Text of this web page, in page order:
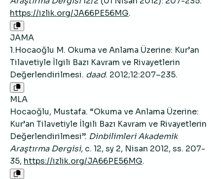
https://izlik.org/JA66PE56MG.
JAMA
1.Hocaoğlu M. Okuma ve Anlama Üzerine: Kur’an
Tilavetiyle İlgili Bazı Kavram ve Rivayetlerin
Değerlendirilmesi. daad. 2012;12:207–235.
MLA
Hocaoğlu, Mustafa. “Okuma ve Anlama Üzerine:
Kur’an Tilavetiyle İlgili Bazı Kavram ve Rivayetlerin
Değerlendirilmesi”. Dinbilimleri Akademik
Araştırma Dergisi, c. 12, sy 2, Nisan 2012, ss. 207-
35, https://izlik.org/JA66PE56MG.